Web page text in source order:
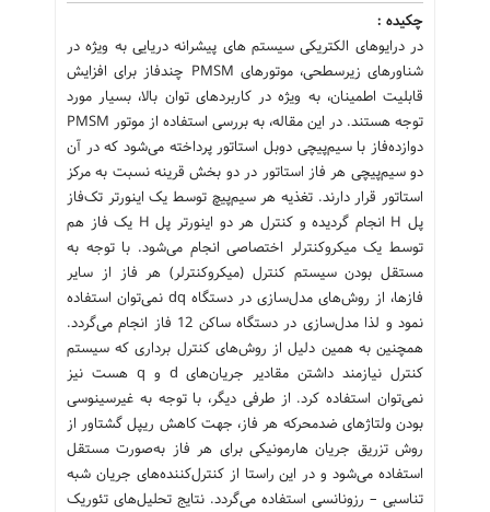
چکیده :
در درایوهای الکتریکی سیستم های پیشرانه دریایی به ویژه در
شناورهای زیرسطحی، موتورهای PMSM چندفاز برای افزایش
قابلیت اطمینان، به ویژه در کاربردهای توان بالا، بسیار مورد
توجه هستند. در این مقاله، به بررسی استفاده از موتور PMSM
دوازده‌فاز با سیم‌پیچی دوبل استاتور پرداخته می‌شود که در آن
دو سیم‌پیچی هر فاز استاتور در دو بخش قرینه نسبت به مرکز
استاتور قرار دارند. تغذیه هر سیم‌پیچ توسط یک اینورتر تک‌فاز
پل H انجام گردیده و کنترل هر دو اینورتر پل H یک فاز هم
توسط یک میکروکنترلر اختصاصی انجام می‌شود. با توجه به
مستقل بودن سیستم کنترل (میکروکنترلر) هر فاز از سایر
فازها، از روش‌های مدل‌سازی در دستگاه dq نمی‌توان استفاده
نمود و لذا مدل‌سازی در دستگاه ساکن 12 فاز انجام می‌گردد.
همچنین به همین دلیل از روش‌های کنترل برداری که سیستم
کنترل نیازمند داشتن مقادیر جریان‌های d و q هست نیز
نمی‌توان استفاده کرد. از طرفی دیگر، با توجه به غیرسینوسی
بودن ولتاژهای ضدمحرکه هر فاز، جهت کاهش ریپل گشتاور از
روش تزریق جریان هارمونیکی برای هر فاز به‌صورت مستقل
استفاده می‌شود و در این راستا از کنترل‌کننده‌های جریان شبه
تناسبی – رزونانسی استفاده می‌گردد. نتایج تحلیل‌های تئوریک